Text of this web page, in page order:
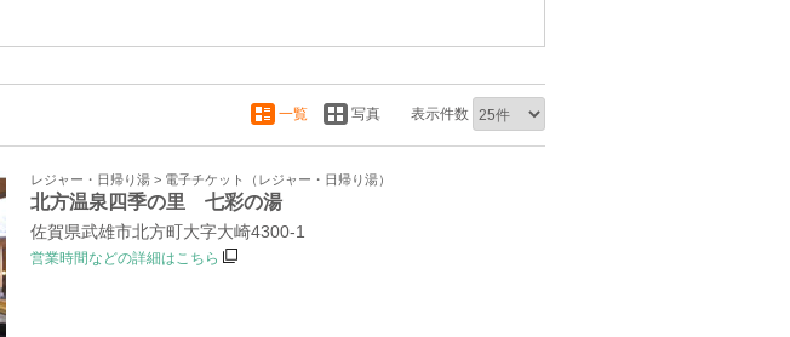
一覧 写真 表示件数
レジャー・日帰り湯 > 電子チケット（レジャー・日帰り湯）
北方温泉四季の里 七彩の湯
佐賀県武雄市北方町大字大崎4300‐1
営業時間などの詳細はこちら